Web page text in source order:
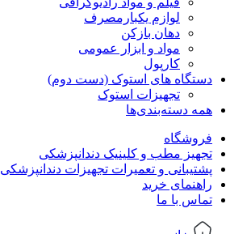
لوازم یکبارمصرف
دهان بازکن
مواد و ابزار عمومی
کارپول
دستگاه های استوک (دست دوم)
تجهیزات استوک
همه دسته‌بندی‌ها
فروشگاه
تجهیز مطب و کلینیک دندانپزشکی
پشتیبانی و تعمیرات تجهیزات دندانپزشکی
راهنمای خرید
تماس با ما